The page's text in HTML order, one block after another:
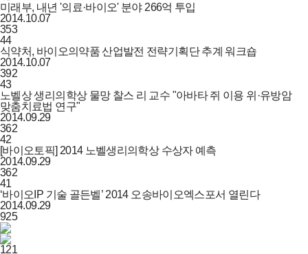
미래부, 내년 '의료·바이오' 분야 266억 투입
2014.10.07
353
44
식약처, 바이오의약품 산업발전 전략기획단 추계 워크숍
2014.10.07
392
43
노벨상 생리의학상 물망 찰스 리 교수 "아바타 쥐 이용 위·유방암
맞춤치료법 연구"
2014.09.29
362
42
[바이오토픽] 2014 노벨생리의학상 수상자 예측
2014.09.29
362
41
‘바이오IP 기술 골든벨’ 2014 오송바이오엑스포서 열린다
2014.09.29
925
121